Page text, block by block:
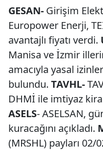
GESAN- Girişim
Europower Enerji,
avantajlı fiyatı verdi.
Manisa ve İzmir
amacıyla yasal
bulundu. TAVHL-
DHMİ ile imtiyaz
ASELS- ASELSAN,
kuracağını açıkladı.
(MRSHL) payları 02/